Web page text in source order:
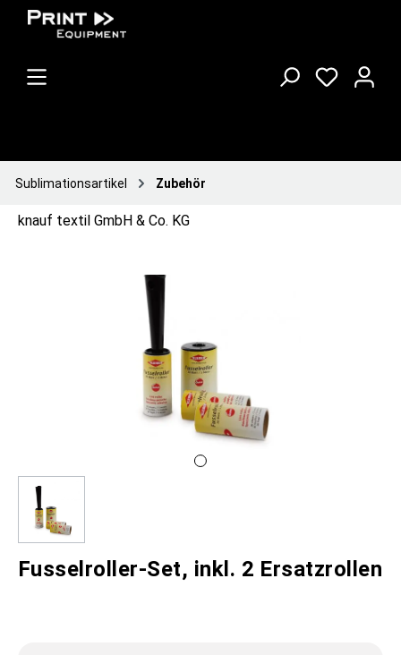
Sublimationsartikel Zubehör
knauf textil GmbH & Co. KG
Fusselroller-Set, inkl. 2 Ersatzrollen